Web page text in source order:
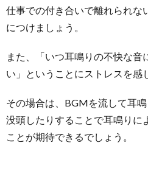
仕事での付き合いで離れられな
につけましょう。
また、「いつ耳鳴りの不快な音
い」ということにストレスを感
その場合は、BGMを流して耳
没頭したりすることで耳鳴りに
ことが期待できるでしょう。